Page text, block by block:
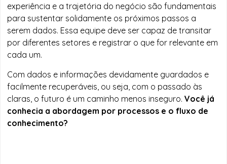
experiência e a trajetória do negócio são fundamentais
para sustentar solidamente os próximos passos a
serem dados. Essa equipe deve ser capaz de transitar
por diferentes setores e registrar o que for relevante em
cada um.
Com dados e informações devidamente guardados e
facilmente recuperáveis, ou seja, com o passado às
claras, o futuro é um caminho menos inseguro.Você já
conhecia a abordagem por processos e o fluxo de
conhecimento?